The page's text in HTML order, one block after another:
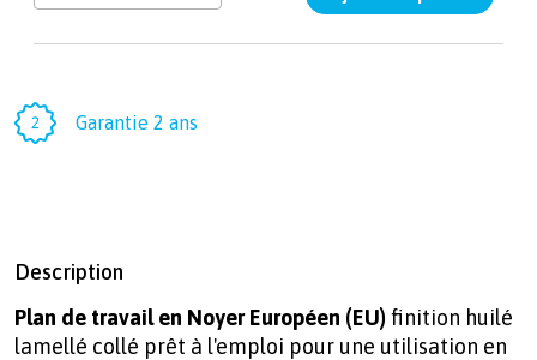
Garantie 2 ans
Description
Plan de travail en Noyer Européen (EU)finition huilé
lamellé collé prêt à l'emploi pour une utilisation en